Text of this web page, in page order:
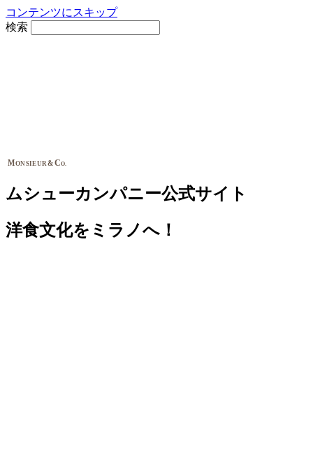
コンテンツにスキップ
検索
MONSIEUR&CO.
ムシューカンパニー公式サイト
洋食文化をミラノへ！